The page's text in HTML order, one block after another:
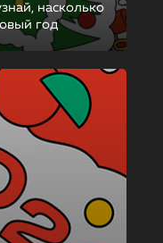
насколько
год